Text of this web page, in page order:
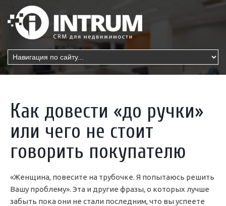
Как довести «до ручки»
или чего не стоит
говорить покупателю
«Женщина, повесите на трубочке. Я попытаюсь решить
Вашу проблему». Эта и другие фразы, о которых лучше
забыть пока они не стали последним, что вы успеете